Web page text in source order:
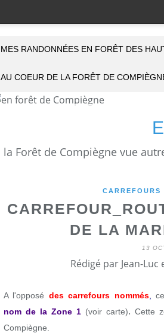
MES RANDONNÉES EN FORÊT DES
AU COEUR DE LA FORÊT DE
CARREFOURS
DE LA
13
Rédigé par Jean-
A l'opposé des carrefours nommés,
nom de la Zone 1 (voir carte). Cette
Compiègne.